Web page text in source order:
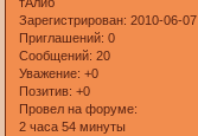
Зарегистрирован: 2010-06-07
Приглашений: 0
Сообщений: 20
Уважение: +0
Позитив: +0
Провел на форуме:
2 часа 54 минуты